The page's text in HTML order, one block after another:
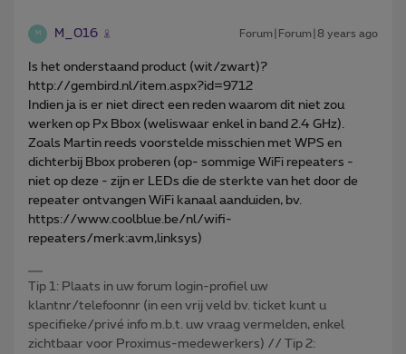
M M_016 Forum|Forum|8 years ago
Is het onderstaand product (wit/zwart)?
http://gembird.nl/item.aspx?id=9712
Indien ja is er niet direct een reden waarom dit niet zou
werken op Px Bbox (weliswaar enkel in band 2.4 GHz).
Zoals Martin reeds voorstelde misschien met WPS en
dichterbij Bbox proberen (op- sommige WiFi repeaters -
niet op deze - zijn er LEDs die de sterkte van het door de
repeater ontvangen WiFi kanaal aanduiden, bv.
https://www.coolblue.be/nl/wifi-
repeaters/merk:avm,linksys)
Tip 1: Plaats in uw forum login-profiel uw
klantnr/telefoonnr (in een vrij veld bv. ticket kunt u
specifieke/privé info m.b.t. uw vraag vermelden, enkel
zichtbaar voor Proximus-medewerkers) // Tip 2: